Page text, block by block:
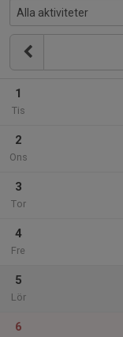
1
Tis
2
Ons
3
Tor
4
Fre
5
Lör
6